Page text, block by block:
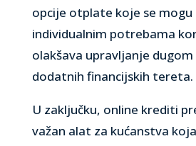
opcije otplate koje se
individualnim potrebama
olakšava upravljanje
dodatnih financijskih tereta.
U zaključku, online krediti
važan alat za kućanstva